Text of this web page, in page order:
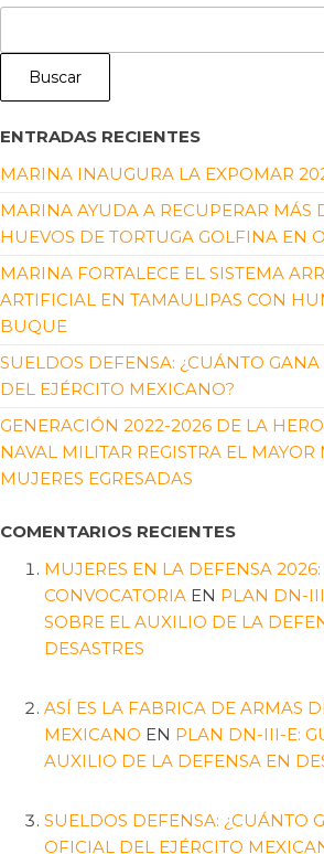
Buscar
ENTRADAS RECIENTES
MARINA INAUGURA LA EXPOMAR
MARINA AYUDA A RECUPERAR MÁS
HUEVOS DE TORTUGA GOLFINA EN
MARINA FORTALECE EL SISTEMA
ARTIFICIAL EN TAMAULIPAS CON
BUQUE
SUELDOS DEFENSA: ¿CUÁNTO
DEL EJÉRCITO MEXICANO?
GENERACIÓN 2022-2026 DE LA
NAVAL MILITAR REGISTRA EL
MUJERES EGRESADAS
COMENTARIOS RECIENTES
MUJERES EN LA DEFENSA
CONVOCATORIA EN PLAN DN-
SOBRE EL AUXILIO DE LA
DESASTRES
ASÍ ES LA FABRICA DE ARMAS
MEXICANO EN PLAN DN-III-E:
AUXILIO DE LA DEFENSA EN
SUELDOS DEFENSA: ¿CUÁNTO
OFICIAL DEL EJÉRCITO